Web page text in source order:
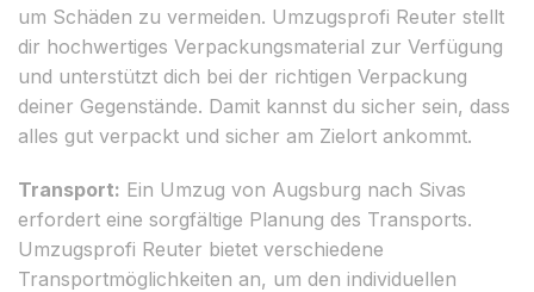
um Schäden zu vermeiden. Umzugsprofi Reuter stellt
dir hochwertiges Verpackungsmaterial zur Verfügung
und unterstützt dich bei der richtigen Verpackung
deiner Gegenstände. Damit kannst du sicher sein, dass
alles gut verpackt und sicher am Zielort ankommt.
Transport: Ein Umzug von Augsburg nach Sivas
erfordert eine sorgfältige Planung des Transports.
Umzugsprofi Reuter bietet verschiedene
Transportmöglichkeiten an, um den individuellen